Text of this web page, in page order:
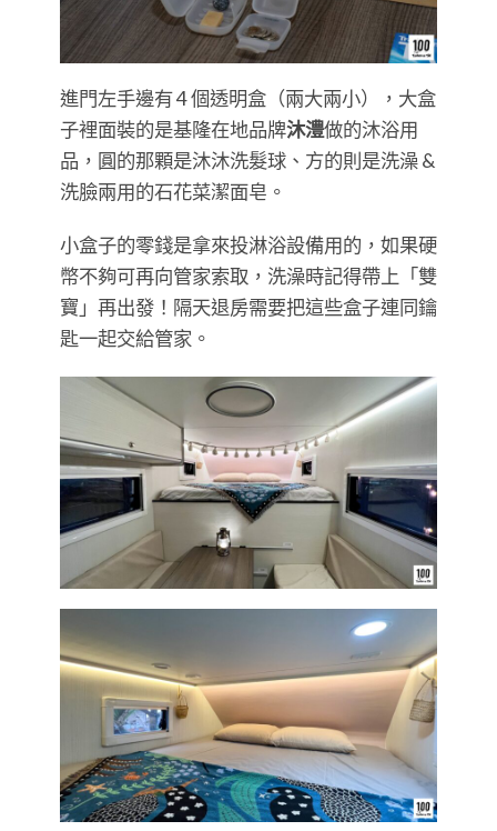
進門左手邊有 4 個透明盒（兩大兩小），大盒
子裡面裝的是基隆在地品牌沐澧做的沐浴用
品，圓的那顆是沐沐洗髮球、方的則是洗澡 &
洗臉兩用的石花菜潔面皂。
小盒子的零錢是拿來投淋浴設備用的，如果硬
幣不夠可再向管家索取，洗澡時記得帶上「雙
寶」再出發！隔天退房需要把這些盒子連同鑰
匙一起交給管家。